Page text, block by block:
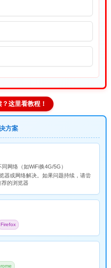
这里看教程！
方案
同网络（如WiFi换4G/5G）
器或网络解决。如果问题持续，请尝
荐的浏览器
Firefox